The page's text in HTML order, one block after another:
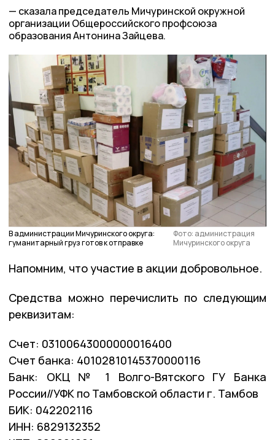
сказала председатель Мичуринской окружной
организации Общероссийского профсоюза
образования Антонина Зайцева.
В администрации Мичуринского округа:
гуманитарный груз готов к отправке
Фото: администрация
Мичуринского округа
Напомним, что участие в акции добровольное.
Средства можно перечислить по следующим
реквизитам:
Счет: 03100643000000016400
Счет банка: 40102810145370000116
Банк: ОКЦ № 1 Волго-Вятского ГУ Банка
России//УФК по Тамбовской области г. Тамбов
БИК: 042202116
ИНН: 6829132352